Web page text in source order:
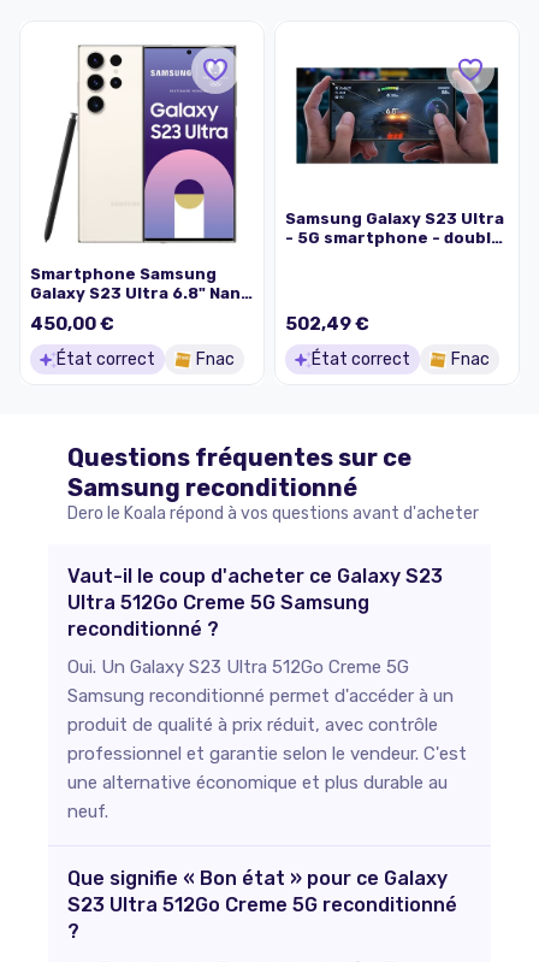
Smartphone Samsung
Galaxy S23 Ultra 6.8" Nano
SIM 5G 12 Go RAM 512 Go
Crème
450,00 €
État correct Fnac
Samsung Galaxy S23 Ultra
- 5G smartphone - double
1440 pixels (120 Hz) - 4x
caméras arrière 200 MP,
12 MP, 10 MP, 10 MP - front
camera 12 MP - crème
502,49 €
État correct Fnac
Questions fréquentes sur ce
Samsung reconditionné
Dero le Koala répond à vos questions avant d'acheter
Vaut-il le coup d'acheter ce Galaxy S23
Ultra 512Go Creme 5G Samsung
reconditionné ?
Oui. Un Galaxy S23 Ultra 512Go Creme 5G
Samsung reconditionné permet d'accéder à un
produit de qualité à prix réduit, avec contrôle
professionnel et garantie selon le vendeur. C'est
une alternative économique et plus durable au
neuf.
Que signifie « Bon état » pour ce Galaxy
S23 Ultra 512Go Creme 5G reconditionné
?